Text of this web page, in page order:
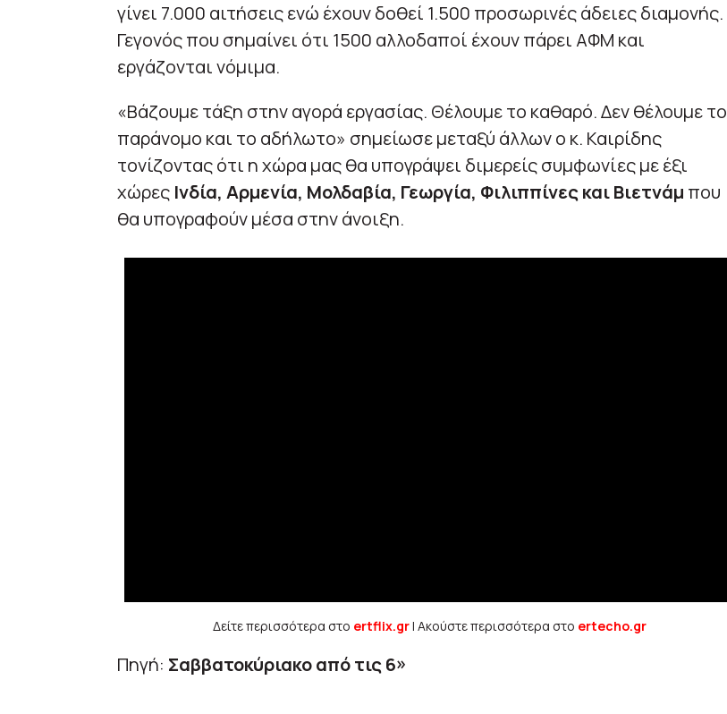
γίνει 7.000 αιτήσεις ενώ έχουν δοθεί 1.500 προσωρινές άδειες διαμονής.
Γεγονός που σημαίνει ότι 1500 αλλοδαποί έχουν πάρει ΑΦΜ και
εργάζονται νόμιμα.
«Βάζουμε τάξη στην αγορά εργασίας. Θέλουμε το καθαρό. Δεν θέλουμε το
παράνομο και το αδήλωτο» σημείωσε μεταξύ άλλων ο κ. Καιρίδης
τονίζοντας ότι η χώρα μας θα υπογράψει διμερείς συμφωνίες με έξι
χώρεςΙνδία, Αρμενία, Μολδαβία, Γεωργία, Φιλιππίνες και Βιετνάμ που
θα υπογραφούν μέσα στην άνοιξη.
Δείτε περισσότερα στο ertflix.gr| Ακούστε περισσότερα στο ertecho.gr
Πηγή: Σαββατοκύριακο από τις 6»